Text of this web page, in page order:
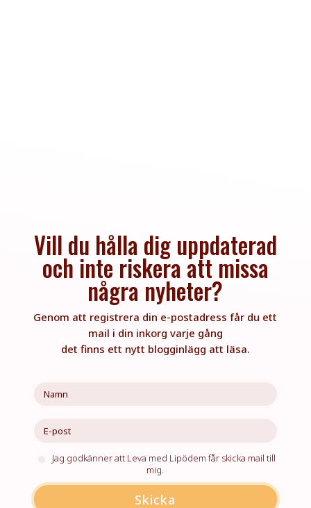
Vill du hålla dig uppdaterad
och inte riskera att missa
några nyheter?
Genom att registrera din e-postadress får du ett
mail i din inkorg varje gång
det finns ett nytt blogginlägg att läsa.
Jag godkänner att Leva med Lipödem får skicka mail till
mig.
Skicka